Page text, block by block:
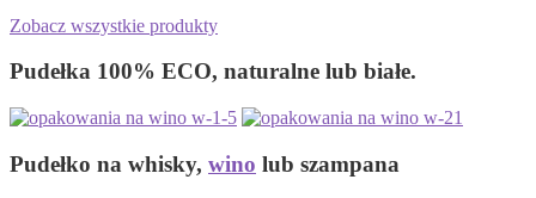
Zobacz wszystkie produkty
Pudełka 100% ECO, naturalne lub białe.
Pudełko na whisky, wino lub szampana